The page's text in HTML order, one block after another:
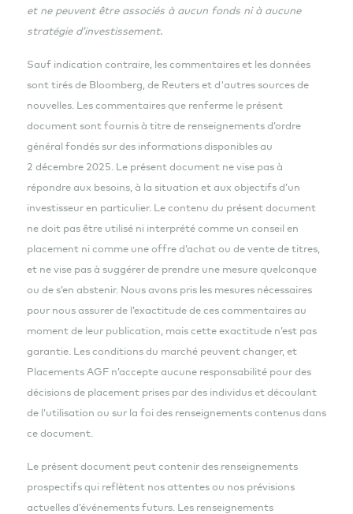
et ne peuvent être associés à aucun fonds ni à aucune
stratégie d’investissement.
Sauf indication contraire, les commentaires et les données
sont tirés de Bloomberg, de Reuters et d'autres sources de
nouvelles. Les commentaires que renferme le présent
document sont fournis à titre de renseignements d’ordre
général fondés sur des informations disponibles au
2 décembre 2025. Le présent document ne vise pas à
répondre aux besoins, à la situation et aux objectifs d’un
investisseur en particulier. Le contenu du présent document
ne doit pas être utilisé ni interprété comme un conseil en
placement ni comme une offre d’achat ou de vente de titres,
et ne vise pas à suggérer de prendre une mesure quelconque
ou de s’en abstenir. Nous avons pris les mesures nécessaires
pour nous assurer de l’exactitude de ces commentaires au
moment de leur publication, mais cette exactitude n’est pas
garantie. Les conditions du marché peuvent changer, et
Placements AGF n’accepte aucune responsabilité pour des
décisions de placement prises par des individus et découlant
de l’utilisation ou sur la foi des renseignements contenus dans
ce document.
Le présent document peut contenir des renseignements
prospectifs qui reflètent nos attentes ou nos prévisions
actuelles d’événements futurs. Les renseignements